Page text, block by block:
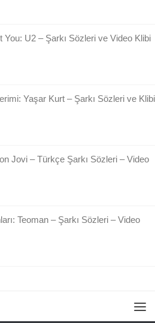
You: U2 – Şarkı Sözleri ve Video Klibi
Yaşar Kurt – Şarkı Sözleri ve Klibi
Jovi – Türkçe Şarkı Sözleri – Video
Teoman – Şarkı Sözleri – Video